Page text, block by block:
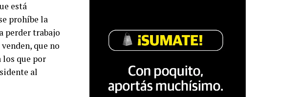
está
prohíbe la
perder trabajo
que no
los que por
al